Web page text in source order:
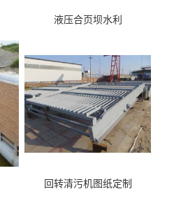
液压合页坝水利
回转清污机图纸定制